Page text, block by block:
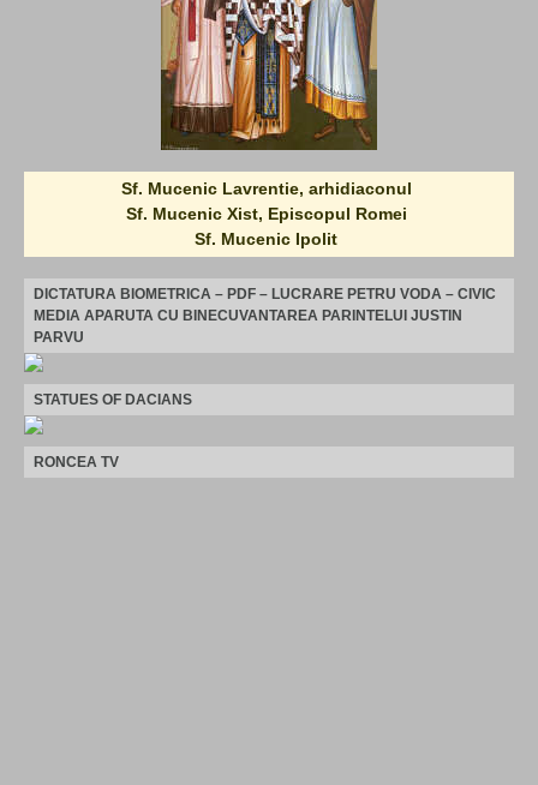
Sf. Mucenic Lavrentie, arhidiaconul
Sf. Mucenic Xist, Episcopul Romei
Sf. Mucenic Ipolit
DICTATURA BIOMETRICA – PDF – LUCRARE PETRU VODA – CIVIC
MEDIA APARUTA CU BINECUVANTAREA PARINTELUI JUSTIN
PARVU
STATUES OF DACIANS
RONCEA TV